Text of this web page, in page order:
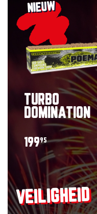
NIEUW
TURBO
DOMINATION
19995
VEILIGHEID